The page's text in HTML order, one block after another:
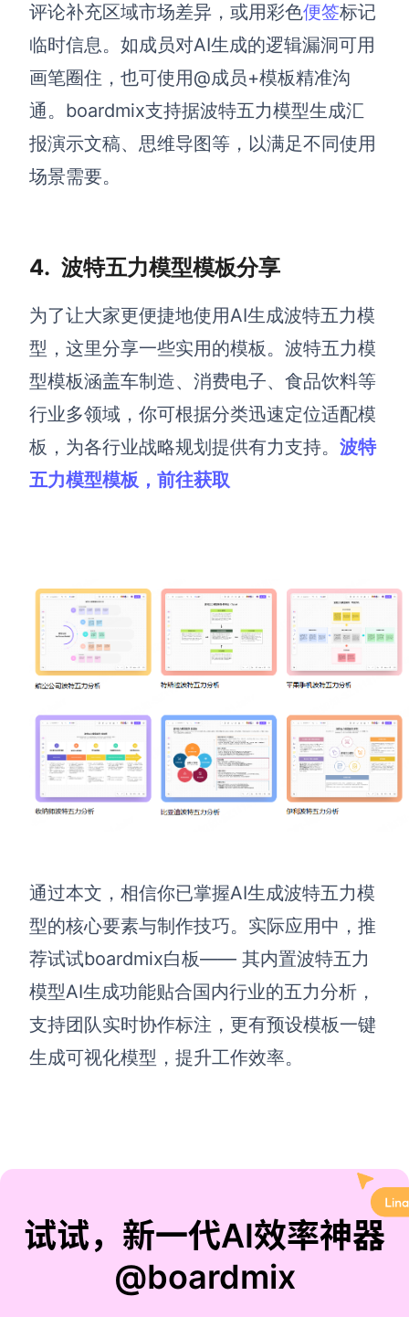
评论补充区域市场差异，或用彩色便签标记
临时信息。如成员对AI生成的逻辑漏洞可用
画笔圈住，也可使用@成员+模板精准沟
通。boardmix支持据波特五力模型生成汇
报演示文稿、思维导图等，以满足不同使用
场景需要。
4. 波特五力模型模板分享
为了让大家更便捷地使用AI生成波特五力模
型，这里分享一些实用的模板。波特五力模
型模板涵盖车制造、消费电子、食品饮料等
行业多领域，你可根据分类迅速定位适配模
板，为各行业战略规划提供有力支持。 波特
五力模型模板，前往获取
通过本文，相信你已掌握AI生成波特五力模
型的核心要素与制作技巧。实际应用中，推
荐试试boardmix白板—— 其内置波特五力
模型AI生成功能贴合国内行业的五力分析，
支持团队实时协作标注，更有预设模板一键
生成可视化模型，提升工作效率。
试试，新一代AI效率神器
@boardmix